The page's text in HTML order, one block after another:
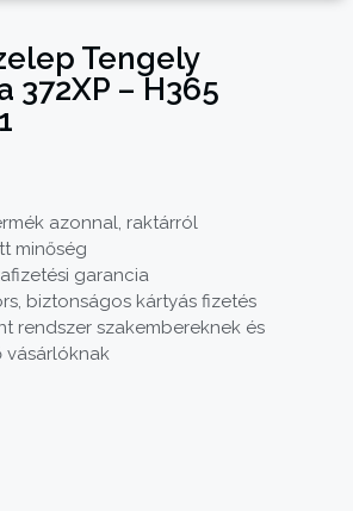
Tengely
372XP – H365
azonnal, raktárról
minőség
garancia
biztonságos kártyás fizetés
rendszer szakembereknek és
vásárlóknak